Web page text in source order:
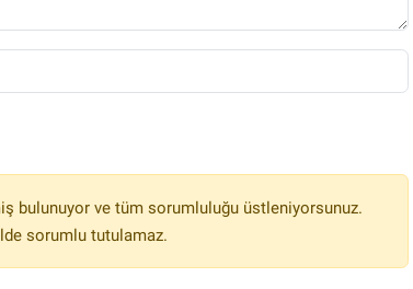
bulunuyor ve tüm sorumluluğu üstleniyorsunuz.
sorumlu tutulamaz.